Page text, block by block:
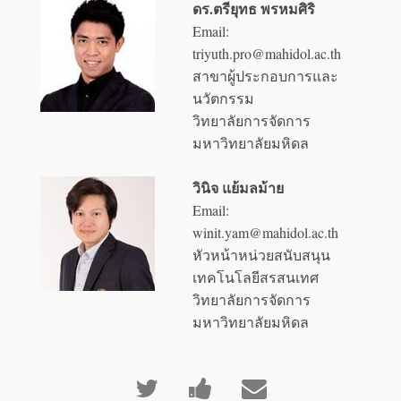
ดร.ตรียุทธ พรหมศิริ
Email:
triyuth.pro@mahidol.ac.th
สาขาผู้ประกอบการและ
นวัตกรรม
วิทยาลัยการจัดการ
มหาวิทยาลัยมหิดล
วินิจ แย้มลม้าย
Email:
winit.yam@mahidol.ac.th
หัวหน้าหน่วยสนับสนุน
เทคโนโลยีสรสนเทศ
วิทยาลัยการจัดการ
มหาวิทยาลัยมหิดล
Tweet
Post
Email